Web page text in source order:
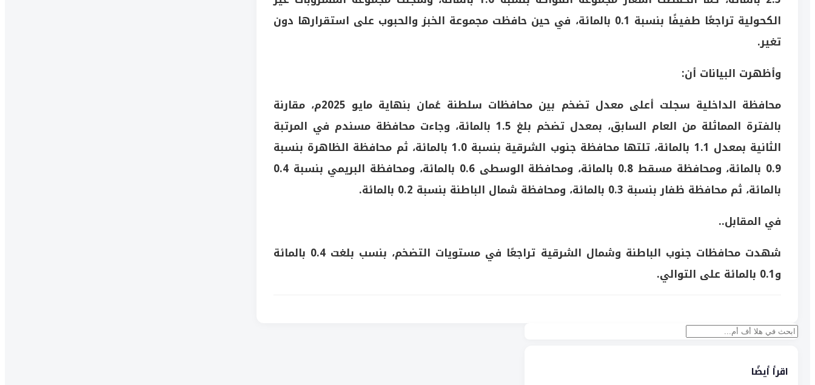
الكحولية تراجعًا طفيفًا بنسبة 0.1 بالمائة، في حين حافظت مجموعة الخبز والحبوب على استقرارها دون
تغير.
وأظهرت البيانات أن:
محافظة الداخلية سجلت أعلى معدل تضخم بين محافظات سلطنة عُمان بنهاية مايو 2025م، مقارنة
بالفترة المماثلة من العام السابق، بمعدل تضخم بلغ 1.5 بالمائة، وجاءت
محافظة مسندم في المرتبة
الثانية بمعدل 1.1 بالمائة، تلتها
محافظة جنوب الشرقية بنسبة 1.0 بالمائة، ثم محافظة الظاهرة بنسبة
0.9 بالمائة،
ومحافظة مسقط 0.8 بالمائة، ومحافظة الوسطى 0.6 بالمائة، ومحافظة البريمي
بنسبة 0.4
بالمائة، ثم محافظة ظفاربنسبة 0.3 بالمائة، ومحافظة شمال الباطنة بنسبة 0.2 بالمائة.
في المقابل..
شهدت محافظات جنوب الباطنة وشمال الشرقية تراجعًا في مستويات التضخم، بنسب بلغت 0.4 بالمائة
و0.1 بالمائة على التوالي.
بحث
اقرأ أيضًا